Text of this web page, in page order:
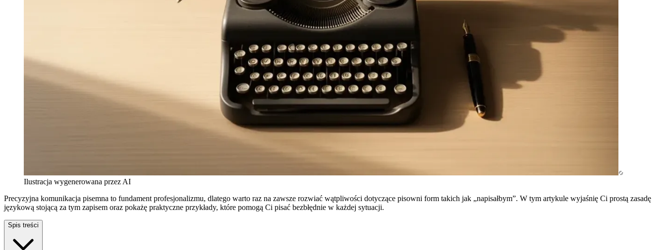
Ilustracja wygenerowana przez AI
Precyzyjna komunikacja pisemna to fundament profesjonalizmu, dlatego warto raz na zawsze rozwiać wątpliwości dotyczące pisowni form takich jak „napisałbym”. W tym artykule wyjaśnię Ci prostą zasadę
językową stojącą za tym zapisem oraz pokażę praktyczne przykłady, które pomogą Ci pisać bezbłędnie w każdej sytuacji.
Spis treści